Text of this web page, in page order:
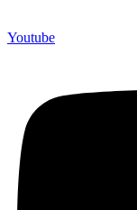
Youtube